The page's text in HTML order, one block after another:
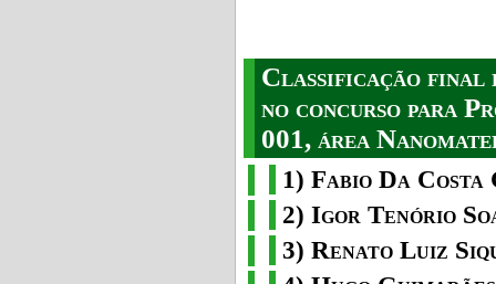
Classificação final
no concurso para
001, área
1) Fabio Da
2) Igor Tenório
3) Renato Luiz